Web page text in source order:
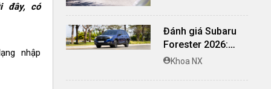
đây, có
nhập
tranh
Đánh giá Subaru
Forester 2026:
Mạnh mẽ, êm ái đi
ADAS hoàn hảo
Khoa NX